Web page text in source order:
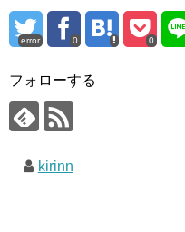
error 0 0
フォローする
kirinn